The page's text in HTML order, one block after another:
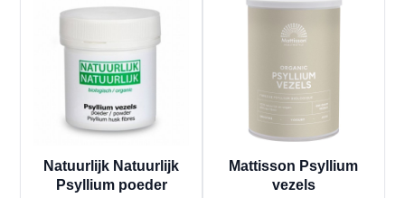
Natuurlijk Natuurlijk
Psyllium poeder
Mattisson Psyllium
vezels